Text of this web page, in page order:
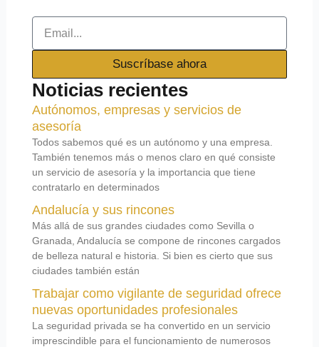
Suscríbase ahora
Noticias recientes
Autónomos, empresas y servicios de
asesoría
Todos sabemos qué es un autónomo y una empresa.
También tenemos más o menos claro en qué consiste
un servicio de asesoría y la importancia que tiene
contratarlo en determinados
Andalucía y sus rincones
Más allá de sus grandes ciudades como Sevilla o
Granada, Andalucía se compone de rincones cargados
de belleza natural e historia. Si bien es cierto que sus
ciudades también están
Trabajar como vigilante de seguridad ofrece
nuevas oportunidades profesionales
La seguridad privada se ha convertido en un servicio
imprescindible para el funcionamiento de numerosos